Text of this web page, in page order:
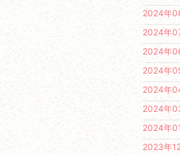
2024年
2024年
2024年
2024年
2024年
2024年
2024年
2023年